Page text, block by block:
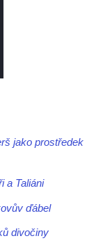
jako prostředek
a Taliáni
ďábel
divočiny